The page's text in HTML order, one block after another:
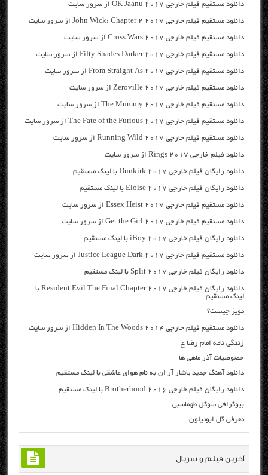
دانلود مستقیم فیلم خارجی OK Jaanu 2017 از سرور سایت
دانلود مستقیم فیلم خارجی John Wick: Chapter 2 2017 از سرور سایت
دانلود مستقیم فیلم خارجی Cross Wars 2017 از سرور سایت
دانلود مستقیم فیلم خارجی Fifty Shades Darker 2017 از سرور سایت
دانلود مستقیم فیلم خارجی From Straight As 2017 از سرور سایت
دانلود مستقیم فیلم خارجی Zeroville 2017 از سرور سایت
دانلود مستقیم فیلم خارجی The Mummy 2017 از سرور سایت
دانلود مستقیم فیلم خارجی The Fate of the Furious 2017 از سرور سایت
دانلود مستقیم فیلم خارجی Running Wild 2017 از سرور سایت
دانلود فیلم خارجی Rings 2017 از سرور سایت
دانلود رایگان فیلم خارجی Dunkirk 2017 با لینک مستقیم
دانلود رایگان فیلم خارجی Eloise 2017 با لینک مستقیم
دانلود مستقیم فیلم خارجی Essex Heist 2017 از سرور سایت
دانلود مستقیم فیلم خارجی Get the Girl 2017 از سرور سایت
دانلود رایگان فیلم خارجی iBoy 2017 با لینک مستقیم
دانلود مستقیم فیلم خارجی Justice League Dark 2017 از سرور سایت
دانلود رایگان فیلم خارجی Split 2017 با لینک مستقیم
دانلود رایگان فیلم خارجی Resident Evil The Final Chapter 2017 با
لینک مستقیم
مویز چیست؟
دانلود مستقیم فیلم خارجی Hidden In The Woods 2014 از سرور سایت
زندگی نامه امام رضا ع
خصوصیات آذر ماهی ها
دانلود آهنگ جدید یاشار آر ان به نام هوای عاشقی با لینک مستقیم
دانلود رایگان فیلم خارجی Brotherhood 2016 با لینک مستقیم
بیوگرافی سوگل طهماسبی
معرفی گل ابوتیلون
آخرین فیلم و سریال